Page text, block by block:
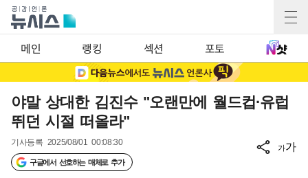
메인 랭킹 섹션 포토
야말 상대한 김진수 "오랜만에 월드컵·유럽
뛰던 시절 떠올라"
기사등록 2025/08/01 00:08:30
구글에서 선호하는 매체로 추가
가가